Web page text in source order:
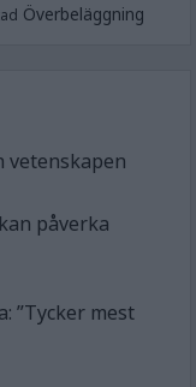
Överbeläggning
vetenskapen
påverka
”Tycker mest